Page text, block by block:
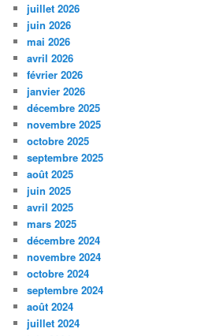
juillet 2026
juin 2026
mai 2026
avril 2026
février 2026
janvier 2026
décembre 2025
novembre 2025
octobre 2025
septembre 2025
août 2025
juin 2025
avril 2025
mars 2025
décembre 2024
novembre 2024
octobre 2024
septembre 2024
août 2024
juillet 2024